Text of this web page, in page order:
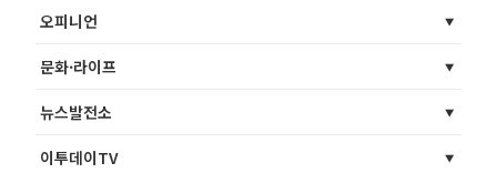
오피니언
문화·라이프
뉴스발전소
이투데이TV